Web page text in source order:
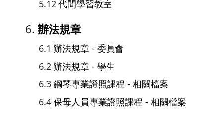
代間學習教室
辦法規章
辦法規章 - 委員會
辦法規章 - 學生
鋼琴專業證照課程 - 相關檔案
保母人員專業證照課程 - 相關檔案